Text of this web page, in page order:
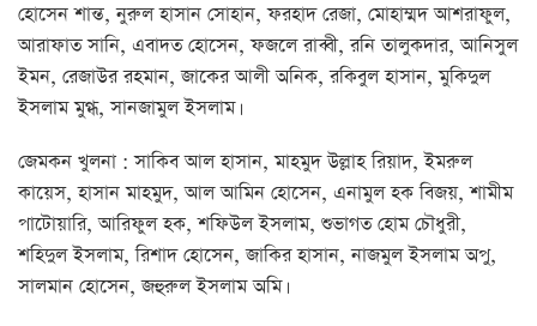
হোসেন শান্ত, নুরুল হাসান সোহান, ফরহাদ রেজা, মোহাম্মদ আশরাফুল,
আরাফাত সানি, এবাদত হোসেন, ফজলে রাব্বী, রনি তালুকদার, আনিসুল
ইমন, রেজাউর রহমান, জাকের আলী অনিক, রকিবুল হাসান, মুকিদুল
ইসলাম মুগ্ধ, সানজামুল ইসলাম।
জেমকন খুলনা : সাকিব আল হাসান, মাহমুদ উল্লাহ রিয়াদ, ইমরুল
কায়েস, হাসান মাহমুদ, আল আমিন হোসেন, এনামুল হক বিজয়, শামীম
পাটোয়ারি, আরিফুল হক, শফিউল ইসলাম, শুভাগত হোম চৌধুরী,
শহিদুল ইসলাম, রিশাদ হোসেন, জাকির হাসান, নাজমুল ইসলাম অপু,
সালমান হোসেন, জহুরুল ইসলাম অমি।